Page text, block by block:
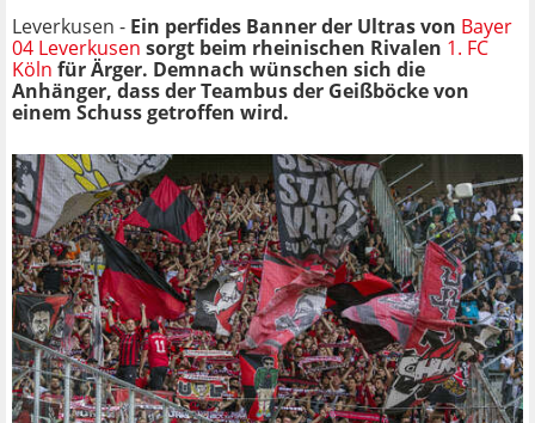
Leverkusen - Ein perfides Banner der Ultras von Bayer
04 Leverkusen sorgt beim rheinischen Rivalen 1. FC
Köln für Ärger. Demnach wünschen sich die
Anhänger, dass der Teambus der Geißböcke von
einem Schuss getroffen wird.